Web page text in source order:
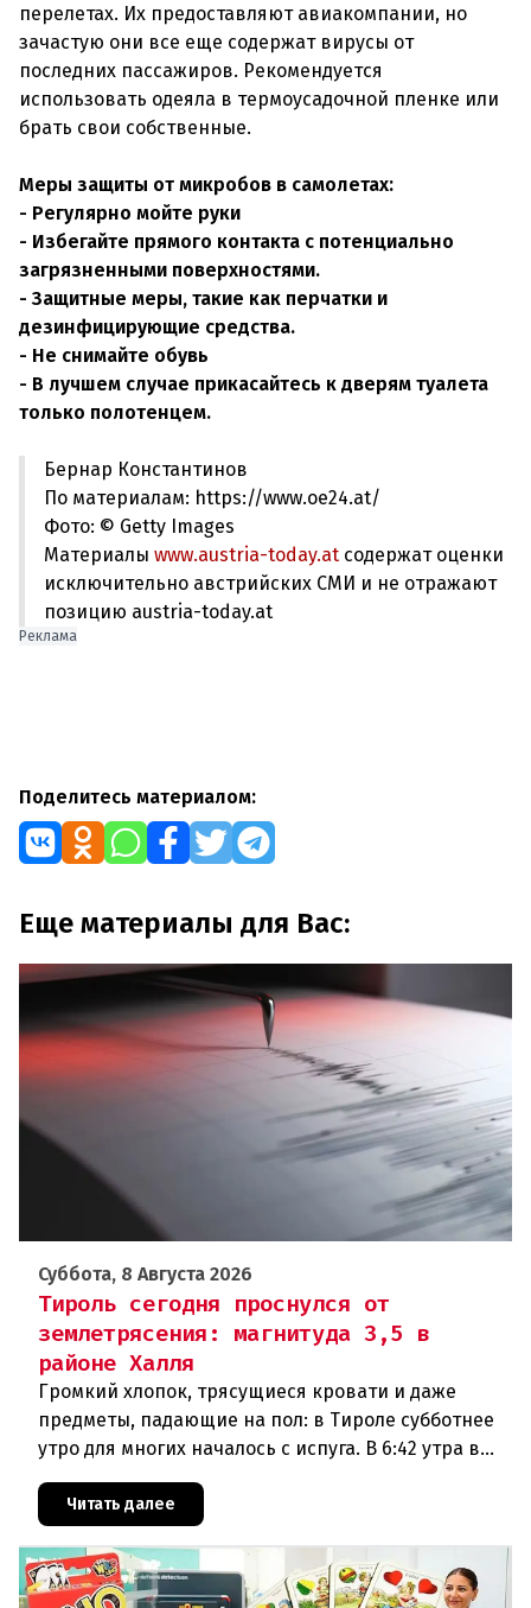
перелетах. Их предоставляют авиакомпании, но
зачастую они все еще содержат вирусы от
последних пассажиров. Рекомендуется
использовать одеяла в термоусадочной пленке или
брать свои собственные.
Меры защиты от микробов в самолетах:
- Регулярно мойте руки
- Избегайте прямого контакта с потенциально
загрязненными поверхностями.
- Защитные меры, такие как перчатки и
дезинфицирующие средства.
- Не снимайте обувь
- В лучшем случае прикасайтесь к дверям туалета
только полотенцем.
Бернар Константинов
По материалам: https://www.oe24.at/
Фото: © Getty Images
Материалы www.austria-today.at содержат оценки
исключительно австрийских СМИ и не отражают
позицию austria-today.at
Реклама
Поделитесь материалом:
Еще материалы для Вас:
Суббота, 8 Августа 2026
Тироль сегодня проснулся от
землетрясения: магнитуда 3,5 в
районе Халля
Громкий хлопок, трясущиеся кровати и даже
предметы, падающие на пол: в Тироле субботнее
утро для многих началось с испуга. В 6:42 утра в
сейсмологовПо данны
Читать далее